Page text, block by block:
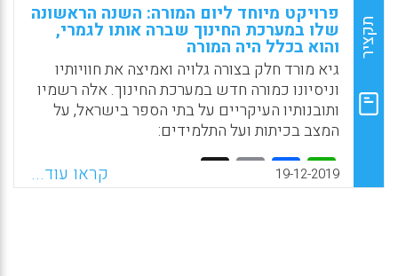
תקציר
פרויקט מיוחד ליום המורה: השנה הראשונה
שלו במערכת החינוך שברה אותו לגמרי,
והוא בכלל היה המורה
גיא מורד חלק בצורה גלויה ואמיצה את חוויותיו
וניסיונו כמורה חדש במערכת החינוך. אלה רשמיו
ותובנותיו העיקריים על בתי הספר בישראל, על
המצב בכיתות ועל התלמידים:
WhatsApp
Facebook
Email 19-12-2019 קראו עוד...